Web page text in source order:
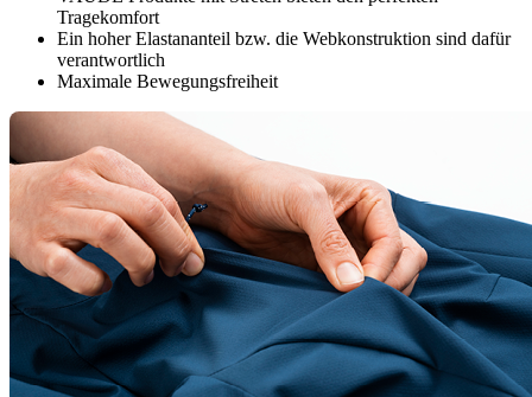
Tragekomfort
Ein hoher Elastananteil bzw. die Webkonstruktion sind dafür
verantwortlich
Maximale Bewegungsfreiheit